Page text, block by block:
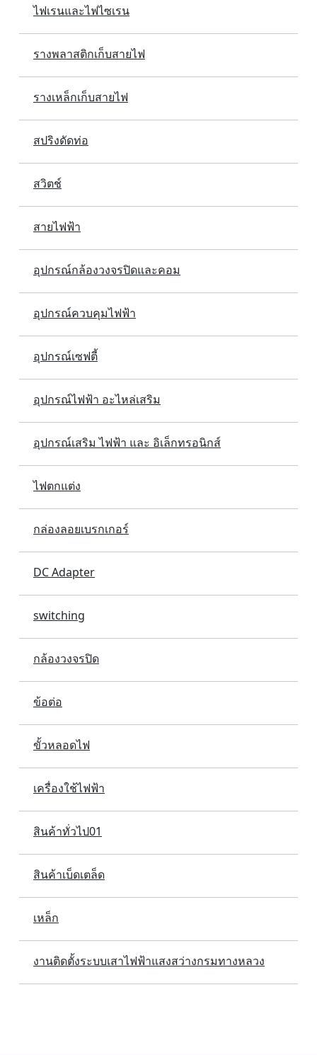
ไฟเรนและไฟไซเรน
รางพลาสติกเก็บสายไฟ
รางเหล็กเก็บสายไฟ
สปริงดัดท่อ
สวิตช์
สายไฟฟ้า
อุปกรณ์กล้องวงจรปิดและคอม
อุปกรณ์ควบคุมไฟฟ้า
อุปกรณ์เซฟตี้
อุปกรณ์ไฟฟ้า อะไหล่เสริม
อุปกรณ์เสริม ไฟฟ้า และ อิเล็กทรอนิกส์
ไฟตกแต่ง
กล่องลอยเบรกเกอร์
DC Adapter
switching
กล้องวงจรปิด
ข้อต่อ
ขั้วหลอดไฟ
เครื่องใช้ไฟฟ้า
สินค้าทั่วไป01
สินค้าเบ็ดเตล็ด
เหล็ก
งานติดตั้งระบบเสาไฟฟ้าแสงสว่างกรมทางหลวง